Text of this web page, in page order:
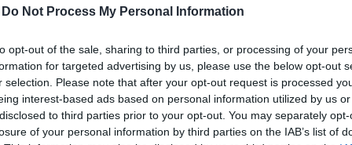
Do Not Process My Personal Information
opt-out of the sale, sharing to third parties, or processing of your
for targeted advertising by us, please use the below opt-out
selection. Please note that after your opt-out request is processed
interest-based ads based on personal information utilized by us
to third parties prior to your opt-out. You may separately
of your personal information by third parties on the IAB’s list of
Αυτά είναι τα 4 prints στα μαγιό που θα
βλέπεις σε κάθε παραλία φέτος!